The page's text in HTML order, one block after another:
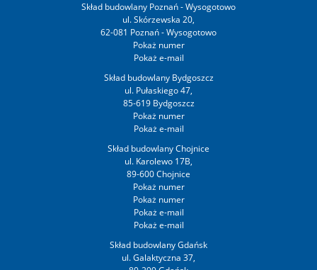
Skład budowlany Poznań - Wysogotowo
ul. Skórzewska 20,
62-081 Poznań - Wysogotowo
Skład budowlany Bydgoszcz
ul. Pułaskiego 47,
85-619 Bydgoszcz
Skład budowlany Chojnice
ul. Karolewo 17B,
89-600 Chojnice
Skład budowlany Gdańsk
ul. Galaktyczna 37,